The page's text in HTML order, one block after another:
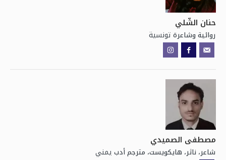
حنان الشّلي
روائية وشاعرة تونسية
مصطفى الصميدي
شاعر، ناثر، هايكويست، مترجم أدب يمني